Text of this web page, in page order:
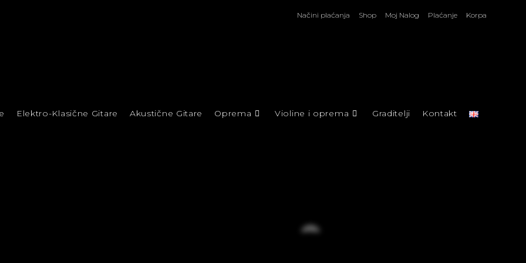
Načini plaćanja Shop Moj Nalog Plaćanje Korpa
Elektro-Klasične Gitare Akustične Gitare Oprema Violine i oprema Graditelji Kontakt